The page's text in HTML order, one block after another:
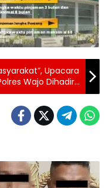
Upacara
Wajo Dihadiri